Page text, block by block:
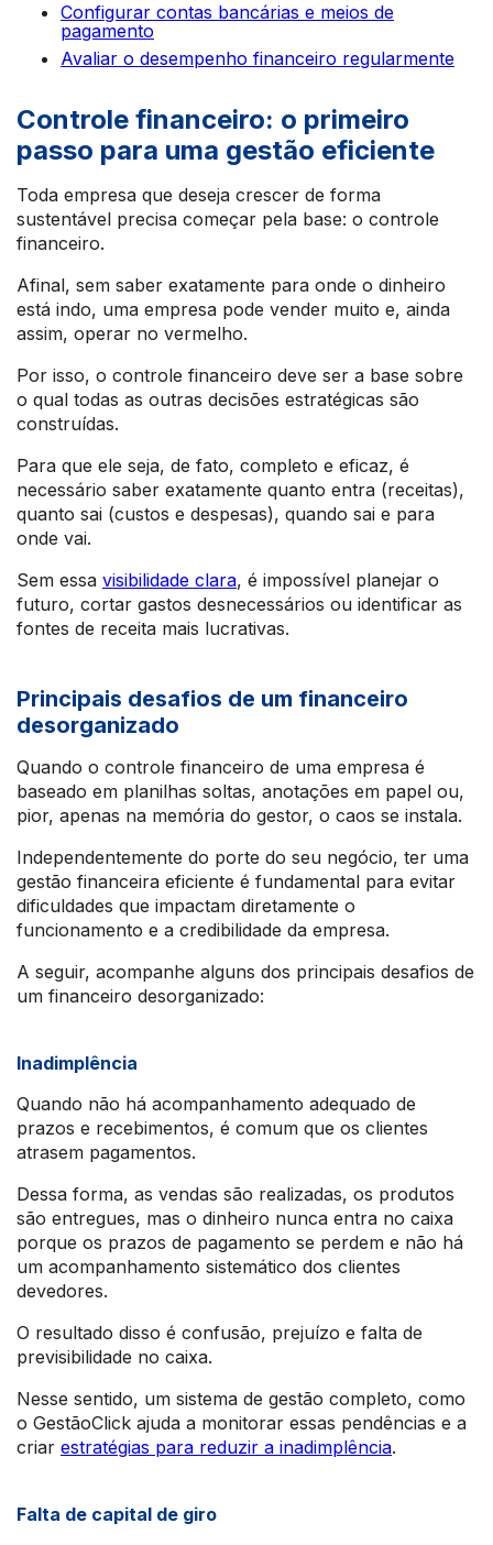
Configurar contas bancárias e meios de
pagamento
Avaliar o desempenho financeiro regularmente
Controle financeiro: o primeiro
passo para uma gestão eficiente
Toda empresa que deseja crescer de forma
sustentável precisa começar pela base: o controle
financeiro.
Afinal, sem saber exatamente para onde o dinheiro
está indo, uma empresa pode vender muito e, ainda
assim, operar no vermelho.
Por isso, o controle financeiro deve ser a base sobre
o qual todas as outras decisões estratégicas são
construídas.
Para que ele seja, de fato, completo e eficaz, é
necessário saber exatamente quanto entra (receitas),
quanto sai (custos e despesas), quando sai e para
onde vai.
Sem essa visibilidade clara, é impossível planejar o
futuro, cortar gastos desnecessários ou identificar as
fontes de receita mais lucrativas.
Principais desafios de um financeiro
desorganizado
Quando o controle financeiro de uma empresa é
baseado em planilhas soltas, anotações em papel ou,
pior, apenas na memória do gestor, o caos se instala.
Independentemente do porte do seu negócio, ter uma
gestão financeira eficiente é fundamental para evitar
dificuldades que impactam diretamente o
funcionamento e a credibilidade da empresa.
A seguir, acompanhe alguns dos principais desafios de
um financeiro desorganizado:
Inadimplência
Quando não há acompanhamento adequado de
prazos e recebimentos, é comum que os clientes
atrasem pagamentos.
Dessa forma, as vendas são realizadas, os produtos
são entregues, mas o dinheiro nunca entra no caixa
porque os prazos de pagamento se perdem e não há
um acompanhamento sistemático dos clientes
devedores.
O resultado disso é confusão, prejuízo e falta de
previsibilidade no caixa.
Nesse sentido, um sistema de gestão completo, como
o GestãoClick ajuda a monitorar essas pendências e a
criar estratégias para reduzir a inadimplência.
Falta de capital de giro